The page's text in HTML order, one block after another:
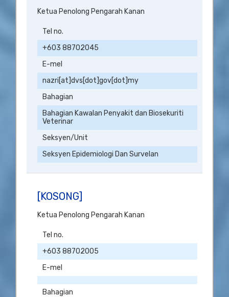
Ketua Penolong Pengarah Kanan
Tel no.
+603 88702045
E-mel
nazri[at]dvs[dot]gov[dot]my
Bahagian
Bahagian Kawalan Penyakit dan Biosekuriti
Veterinar
Seksyen/Unit
Seksyen Epidemiologi Dan Survelan
[KOSONG]
Ketua Penolong Pengarah Kanan
Tel no.
+603 88702005
E-mel
Bahagian